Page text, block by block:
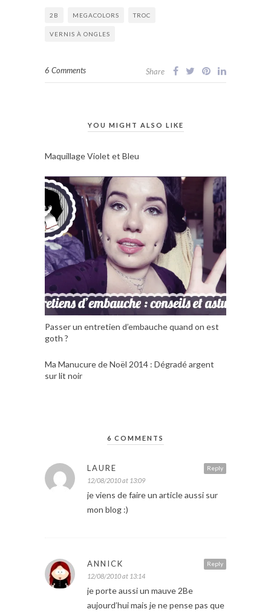
2B MEGACOLORS TROC
VERNIS À ONGLES
6 Comments Share
YOU MIGHT ALSO LIKE
Maquillage Violet et Bleu
Passer un entretien d’embauche quand on est
goth ?
Ma Manucure de Noël 2014 : Dégradé argent
sur lit noir
6 COMMENTS
Reply
LAURE
12/08/2010 at 13:09
je viens de faire un article aussi sur
mon blog :)
Reply
ANNICK
12/08/2010 at 13:14
je porte aussi un mauve 2Be
aujourd’hui mais je ne pense pas que